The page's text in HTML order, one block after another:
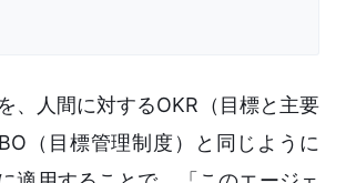
、人間に対するOKR（目標と主要
（目標管理制度）と同じように